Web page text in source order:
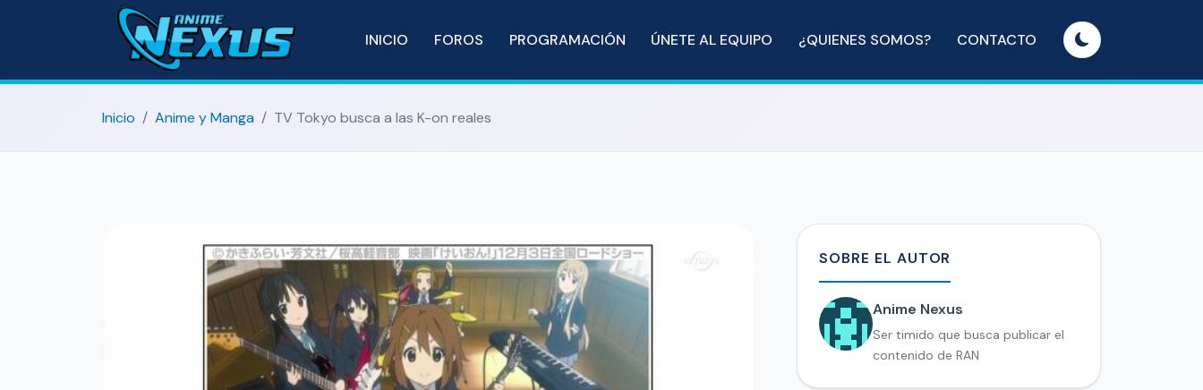
INICIO FOROS PROGRAMACIÓN ÚNETE AL EQUIPO ¿QUIENES SOMOS? CONTACTO
Inicio Anime y Manga TV Tokyo busca a las K-on reales
SOBRE EL AUTOR
Anime Nexus
Ser timido que busca publicar el
contenido de RAN